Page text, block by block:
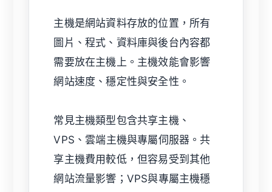
主機是網站資料存放的位置，所有
圖片、程式、資料庫與後台內容都
需要放在主機上。主機效能會影響
網站速度、穩定性與安全性。
常見主機類型包含共享主機、
VPS、雲端主機與專屬伺服器。共
享主機費用較低，但容易受到其他
網站流量影響；VPS與專屬主機穩